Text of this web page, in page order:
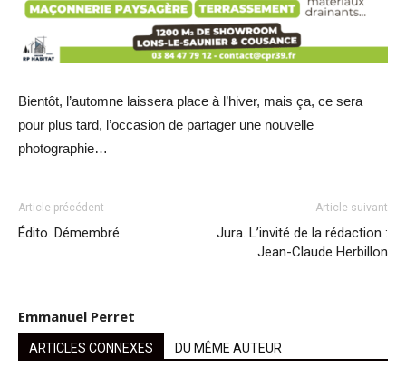
Bientôt, l’automne laissera place à l’hiver, mais ça, ce sera
pour plus tard, l’occasion de partager une nouvelle
photographie…
Article précédent
Édito. Démembré
Article suivant
Jura. L’invité de la rédaction :
Jean-Claude Herbillon
Emmanuel Perret
ARTICLES CONNEXES DU MÊME AUTEUR